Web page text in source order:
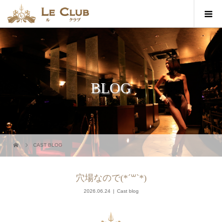
BLOG
CAST BLOG
穴場なので(*´꒳`*)
2026.06.24 Cast blog